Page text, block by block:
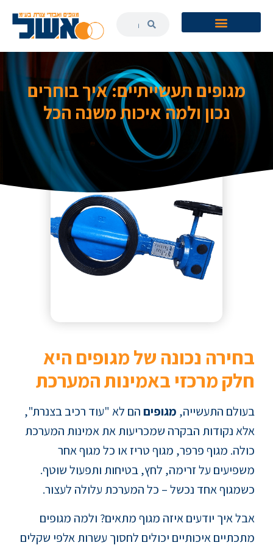
מגופים תעשייתיים: איך בוחרים
נכון ולמה איכות משנה הכל
בחירה נכונה של מגופים היא
חלק מרכזי באמינות המערכת
בעולם התעשייה, מגופיםהם לא "עוד רכיב בצנרת",
אלא נקודות הבקרה שמכריעות את אמינות המערכת
כולה. מגוף פרפר, מגוף טריז או כל מגוף אחר
משפיעים על זרימה, לחץ, בטיחות ותפעול שוטף.
כשמגוף אחד נכשל – כל המערכת עלולה לעצור.
אבל איך יודעים איזה מגוף מתאים? ולמה מגופים
מתכתיים איכותיים יכולים לחסוך עשרות אלפי שקלים